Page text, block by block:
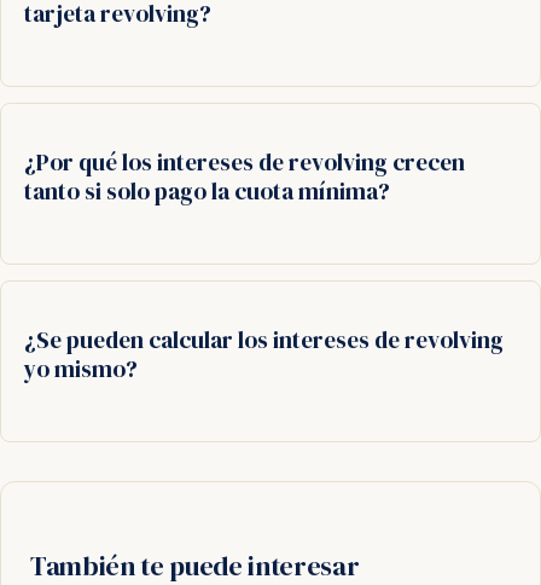
tarjeta revolving?
¿Por qué los intereses de revolving crecen
tanto si solo pago la cuota mínima?
¿Se pueden calcular los intereses de revolving
yo mismo?
También te puede interesar